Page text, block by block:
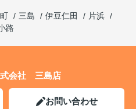
三島 伊豆仁田
片浜
路
会社 三島店
お問い合わせ